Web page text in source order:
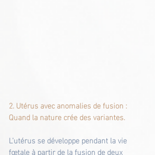
2. Utérus avec anomalies de fusion :
Quand la nature crée des variantes.
L’utérus se développe pendant la vie
fœtale à partir de la fusion de deux